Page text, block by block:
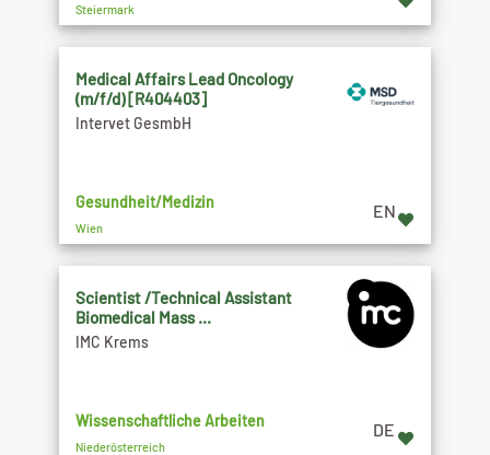
Steiermark
Medical Affairs Lead Oncology
(m/f/d) [R404403]
Intervet GesmbH
Gesundheit/Medizin
Wien
EN
Scientist /Technical Assistant
Biomedical Mass ...
IMC Krems
Wissenschaftliche Arbeiten
Niederösterreich
DE